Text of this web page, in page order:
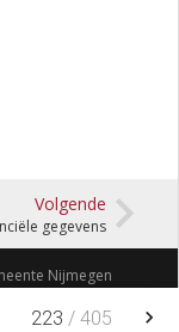
Volgende
gegevens
Nijmegen
FAVORIETEN
223 / 405 keyboard_arrow_right